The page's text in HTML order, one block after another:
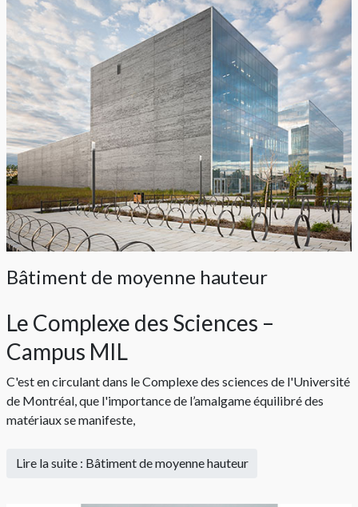
Bâtiment de moyenne hauteur
Le Complexe des Sciences –
Campus MIL
C'est en circulant dans le Complexe des sciences de l'Université
de Montréal, que l'importance de l’amalgame équilibré des
matériaux se manifeste,
Lire la suite : Bâtiment de moyenne hauteur